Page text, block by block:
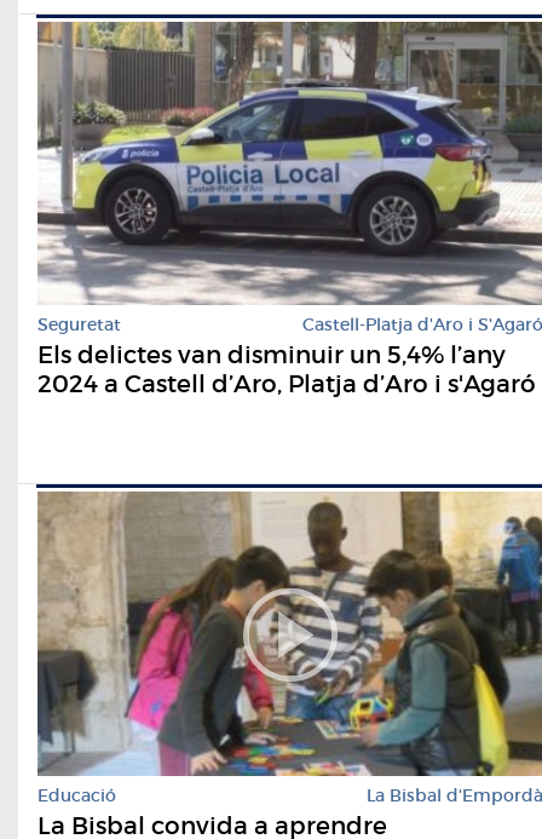
Seguretat Castell-Platja d'Aro i S'Agaró
Els delictes van disminuir un 5,4% l’any
2024 a Castell d’Aro, Platja d’Aro i s'Agaró
Educació La Bisbal d'Empordà
La Bisbal convida a aprendre